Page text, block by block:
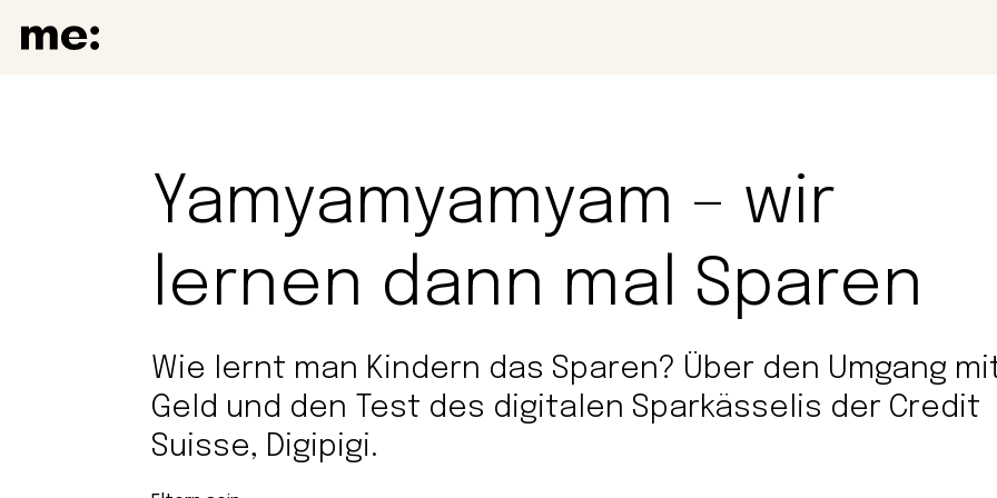
Yamyamyamyam – wir
lernen dann mal Sparen
Wie lernt man Kindern das Sparen? Über den Umgang
Geld und den Test des digitalen Sparkässelis der Credit
Suisse, Digipigi.